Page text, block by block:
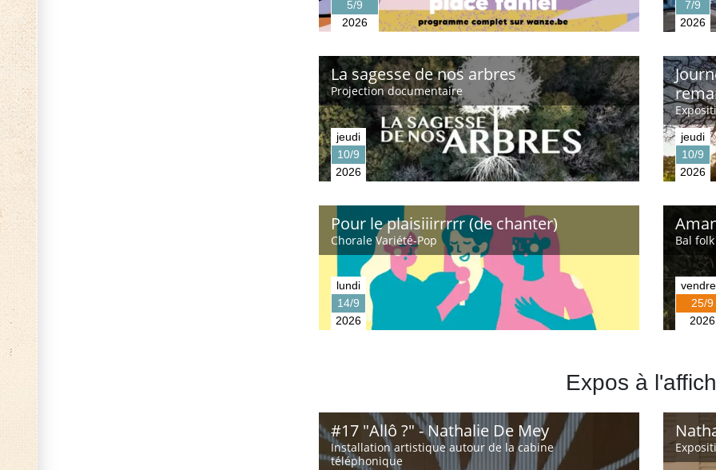
5/9
2026
7/9
2026
La sagesse de nos arbres
Projection documentaire
jeudi
10/9
2026
jeudi
10/9
2026
Pour le plaisiiirrrrr (de chanter)
Chorale Variété-Pop
lundi
14/9
2026
Bal folk
25/9
2026
Expos à
#17 "Allô ?" - Nathalie De Mey
Installation artistique autour de la cabine
téléphonique